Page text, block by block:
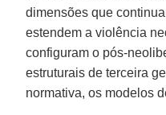
dimensões que
estendem a violência
configuram o pós-
estruturais de terceira
normativa, os modelos